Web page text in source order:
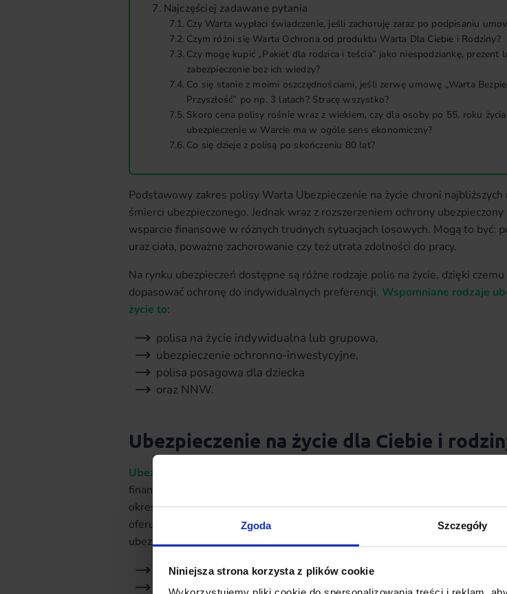
Zgoda Szczegóły
Niniejsza strona korzysta z plików cookie
Najczęściej zadawane pytania
Czy Warta wypłaci świadczenie, jeśli zachoruję zaraz po podpisaniu
Czym różni się Warta Ochrona od produktu Warta Dla Ciebie i Rodziny?
Czy mogę kupić „Pakiet dla rodzica i teścia” jako niespodziankę, prezent
zabezpieczenie bez ich wiedzy?
Co się stanie z moimi oszczędnościami, jeśli zerwę umowę „Warta
Przyszłość” po np. 3 latach? Stracę wszystko?
Skoro cena polisy rośnie wraz z wiekiem, czy dla osoby po 55. roku życia
ubezpieczenie w Warcie ma w ogóle sens ekonomiczny?
Co się dzieje z polisą po skończeniu 80 lat?
Podstawowy zakres polisy Warta Ubezpieczenie na życie chroni najbliższych
śmierci ubezpieczonego. Jednak wraz z rozszerzeniem ochrony ubezpieczony
wsparcie finansowe w różnych trudnych sytuacjach losowych. Mogą to być:
uraz ciała, poważne zachorowanie czy też utrata zdolności do pracy.
Na rynku ubezpieczeń dostępne są różne rodzaje polis na życie, dzięki czemu
dopasować ochronę do indywidualnych preferencji. Wspomniane rodzaje
życie to:
polisa na życie indywidualna lub grupowa,
ubezpieczenie ochronno-inwestycyjne,
polisa posagowa dla dziecka
oraz NNW.
Ubezpieczenie na życie dla Ciebie i
Ubezpieczenie na życie dla Ciebie i rodziny
finansowe w różnych kwestiach życiowych. Podstawowa umowa polisy jest
okres 12 miesięcy. Mogą z niej skorzystać osoby w wieku od 18 do 80 lat.
oferuje rozmaite warianty, z innym zakresem ubezpieczenia dla potrzeb grupy
ubezpieczonych, np.:
dla rodziny,
samotnych rodziców,